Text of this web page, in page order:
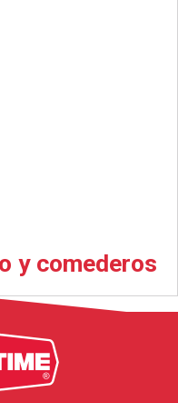
y comederos